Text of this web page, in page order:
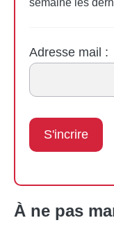
semaine les
Adresse mail :
À ne pas